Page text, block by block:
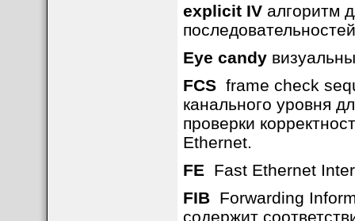
explicit IVалгоритм
Eye candy
FCSframe check
канального уровня
проверки
Ethernet.
FE Fast Ethernet
FIBForwarding
содержит